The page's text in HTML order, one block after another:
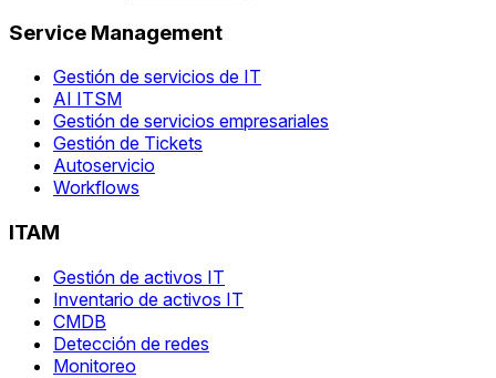
Service Management
Gestión de servicios de IT
AI ITSM
Gestión de servicios empresariales
Gestión de Tickets
Autoservicio
Workflows
ITAM
Gestión de activos IT
Inventario de activos IT
CMDB
Detección de redes
Monitoreo